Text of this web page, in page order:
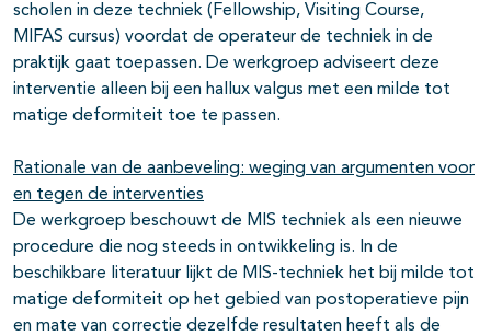
scholen in deze techniek (Fellowship, Visiting Course,
MIFAS cursus) voordat de operateur de techniek in de
praktijk gaat toepassen. De werkgroep adviseert deze
interventie alleen bij een hallux valgus met een milde tot
matige deformiteit toe te passen.
Rationale van de aanbeveling: weging van argumenten voor
en tegen de interventies
De werkgroep beschouwt de MIS techniek als een nieuwe
procedure die nog steeds in ontwikkeling is. In de
beschikbare literatuur lijkt de MIS-techniek het bij milde tot
matige deformiteit op het gebied van postoperatieve pijn
en mate van correctie dezelfde resultaten heeft als de